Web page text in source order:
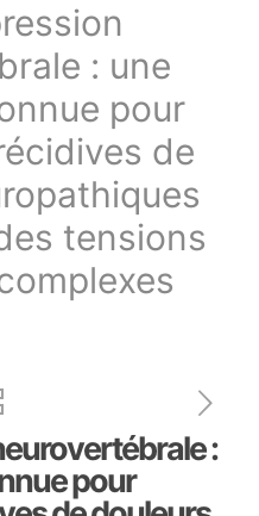
: une
pour
de
tensions
:
pour